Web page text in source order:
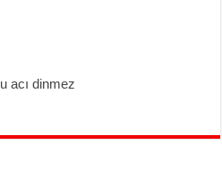
acı dinmez